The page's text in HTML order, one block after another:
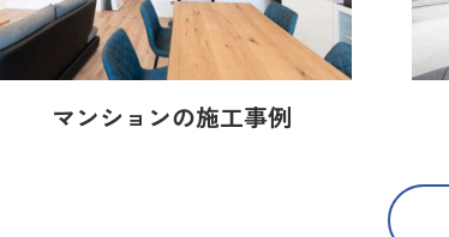
マンションの施工事例